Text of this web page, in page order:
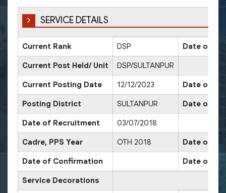
SERVICE DETAILS
Current Rank DSP Date of
Current Post Held/ Unit DSP/SULTANPUR
Current Posting Date 12/12/2023 Date of Sr.
Posting District SULTANPUR Date of
Date of Recruitment 03/07/2018
Cadre, PPS Year OTH 2018 Date of
Date of Confirmation Date of
Service Decorations